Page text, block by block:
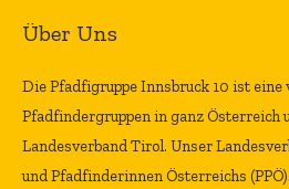
Über Uns
Die Pfadfigruppe Innsbruck 10 ist eine
Pfadfindergruppen in ganz Österreich
Landesverband Tirol. Unser
und Pfadfinderinnen Österreichs